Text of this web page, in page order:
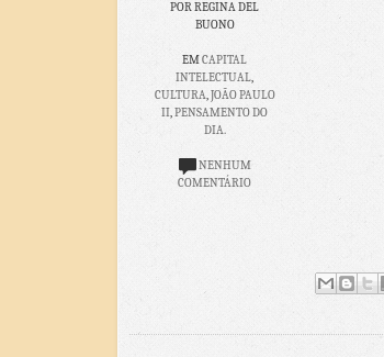
POR REGINA DEL
BUONO
EMCAPITAL
INTELECTUAL,
CULTURA,JOÃO PAULO
II,PENSAMENTO DO
DIA.
NENHUM
COMENTÁRIO